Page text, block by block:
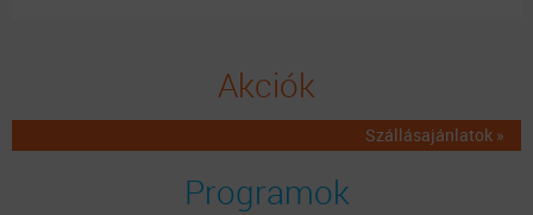
Akciók
Szállásajánlatok »
Programok